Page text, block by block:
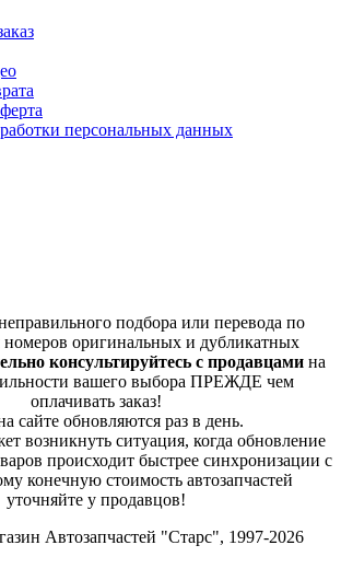
персональных данных
подбора или перевода по
номеров оригинальных и дубликатных
консультируйтесь с продавцами на
вашего выбора ПРЕЖДЕ чем
оплачивать заказ!
сайте обновляются раз в день.
возникнуть ситуация, когда обновление
происходит быстрее синхронизации с
конечную стоимость автозапчастей
уточняйте у продавцов!
Автозапчастей "Старс", 1997-2026